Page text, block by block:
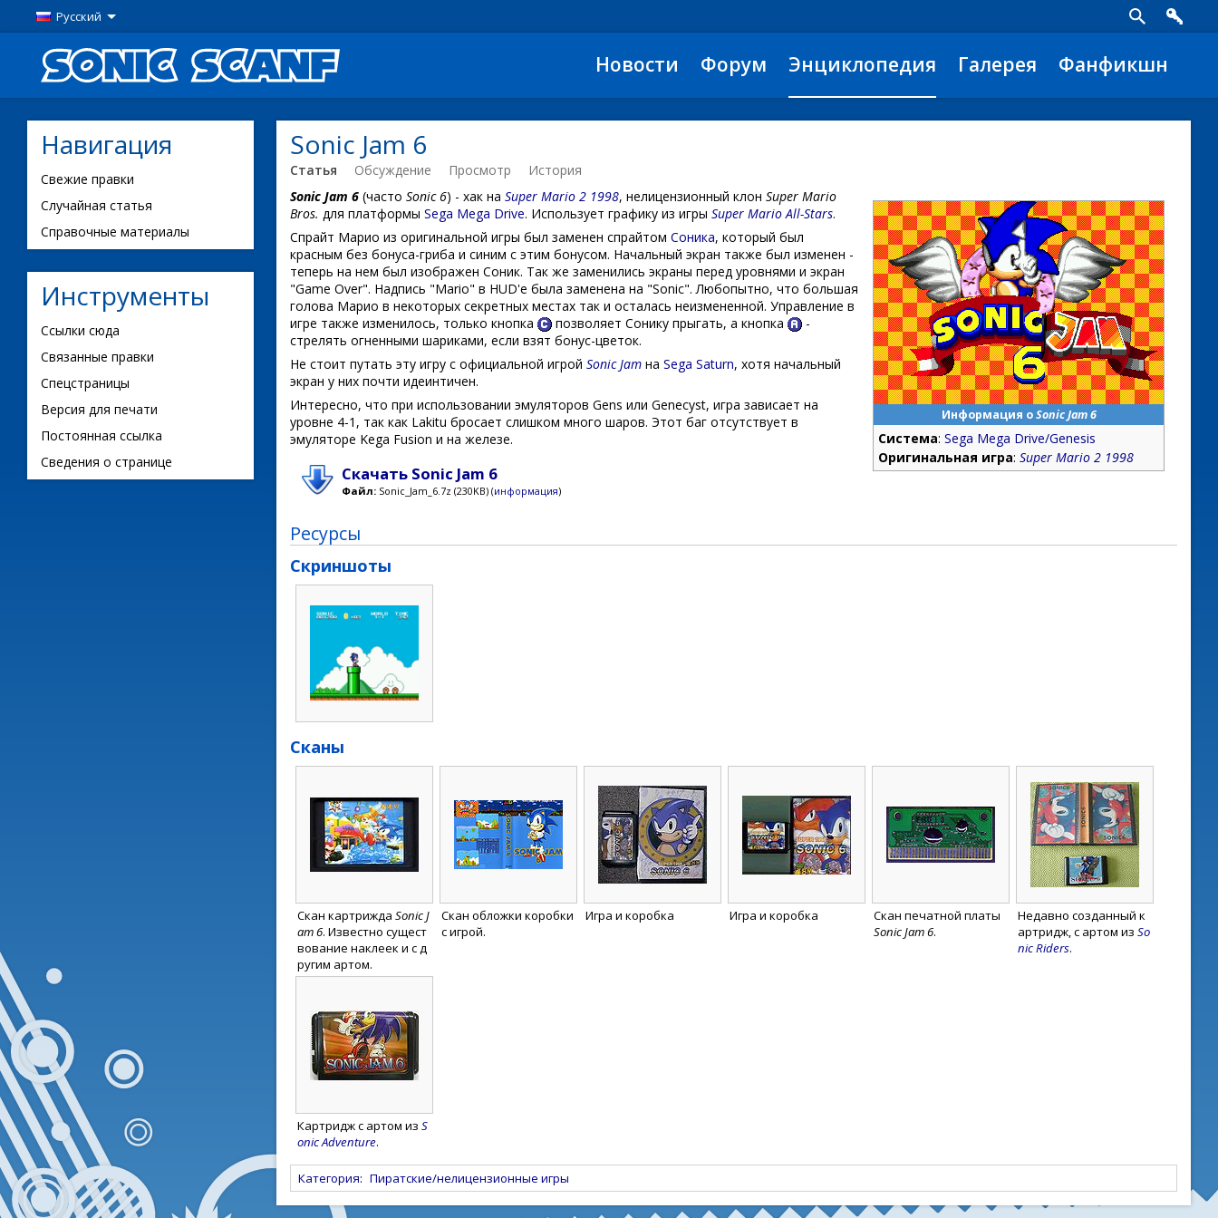
Русский
Новости Форум Энциклопедия Галерея Фанфикшн
Навигация
Свежие правки
Случайная статья
Справочные материалы
Инструменты
Ссылки сюда
Связанные правки
Спецстраницы
Версия для печати
Постоянная ссылка
Сведения о странице
Sonic Jam 6
Статья Обсуждение Просмотр История
Информация оSonic Jam 6
Система: Sega Mega Drive/Genesis
Оригинальная игра: Super Mario 2 1998
Sonic Jam 6 (часто Sonic 6) - хак на Super Mario 2 1998, нелицензионный клон Super Mario
Bros. для платформы Sega Mega Drive. Использует графику из игры Super Mario All-Stars.
Спрайт Марио из оригинальной игры был заменен спрайтом Соника, который был
красным без бонуса-гриба и синим с этим бонусом. Начальный экран также был изменен -
теперь на нем был изображен Соник. Так же заменились экраны перед уровнями и экран
"Game Over". Надпись "Mario" в HUD'е была заменена на "Sonic". Любопытно, что большая
голова Марио в некоторых секретных местах так и осталась неизмененной. Управление в
игре также изменилось, только кнопка
позволяет Сонику прыгать, а кнопка
-
стрелять огненными шариками, если взят бонус-цветок.
Не стоит путать эту игру с официальной игрой Sonic Jam на Sega Saturn, хотя начальный
экран у них почти идеинтичен.
Интересно, что при использовании эмуляторов Gens или Genecyst, игра зависает на
уровне 4-1, так как Lakitu бросает слишком много шаров. Этот баг отсутствует в
эмуляторе Kega Fusion и на железе.
Скачать Sonic Jam 6
Файл: Sonic_Jam_6.7z (230KB) (информация)
Ресурсы
Скриншоты
Сканы
Скан картрижда Sonic J
am 6. Известно сущест
вование наклеек и с д
ругим артом.
Скан обложки коробки
с игрой.
Игра и коробка Игра и коробка
Скан печатной платы
Sonic Jam 6.
Недавно созданный к
артридж, с артом из So
nic Riders.
Картридж с артом из S
onic Adventure.
Категория: Пиратские/нелицензионные игры